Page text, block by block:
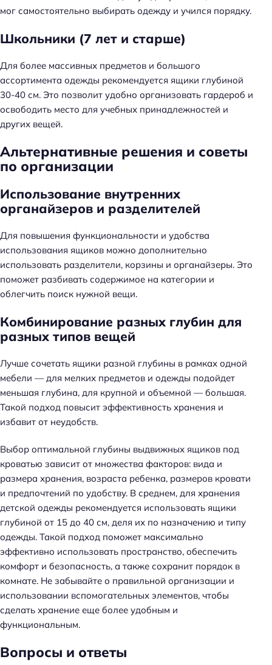
мог самостоятельно выбирать одежду и учился порядку.
Школьники (7 лет и старше)
Для более массивных предметов и большого
ассортимента одежды рекомендуется ящики глубиной
30-40 см. Это позволит удобно организовать гардероб и
освободить место для учебных принадлежностей и
других вещей.
Альтернативные решения и советы
по организации
Использование внутренних
органайзеров и разделителей
Для повышения функциональности и удобства
использования ящиков можно дополнительно
использовать разделители, корзины и органайзеры. Это
поможет разбивать содержимое на категории и
облегчить поиск нужной вещи.
Комбинирование разных глубин для
разных типов вещей
Лучше сочетать ящики разной глубины в рамках одной
мебели — для мелких предметов и одежды подойдет
меньшая глубина, для крупной и объемной — большая.
Такой подход повысит эффективность хранения и
избавит от неудобств.
Выбор оптимальной глубины выдвижных ящиков под
кроватью зависит от множества факторов: вида и
размера хранения, возраста ребенка, размеров кровати
и предпочтений по удобству. В среднем, для хранения
детской одежды рекомендуется использовать ящики
глубиной от 15 до 40 см, деля их по назначению и типу
одежды. Такой подход поможет максимально
эффективно использовать пространство, обеспечить
комфорт и безопасность, а также сохранит порядок в
комнате. Не забывайте о правильной организации и
использовании вспомогательных элементов, чтобы
сделать хранение еще более удобным и
функциональным.
Вопросы и ответы